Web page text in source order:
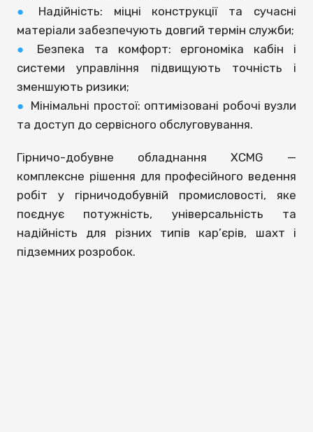
● Надійність: міцні конструкції та сучасні
матеріали забезпечують довгий термін служби;
● Безпека та комфорт: ергономіка кабін і
системи управління підвищують точність і
зменшують ризики;
● Мінімальні простої: оптимізовані робочі вузли
та доступ до сервісного обслуговування.
Гірничо-добувне обладнання XCMG —
комплексне рішення для професійного ведення
робіт у гірничодобувній промисловості, яке
поєднує потужність, універсальність та
надійність для різних типів кар’єрів, шахт і
підземних розробок.